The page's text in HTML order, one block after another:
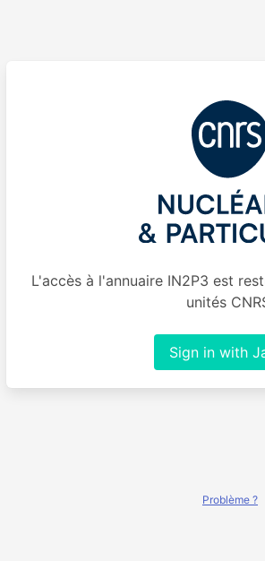
L'accès à l'annuaire IN2P3 est
unités
Sign in with
Problème ?